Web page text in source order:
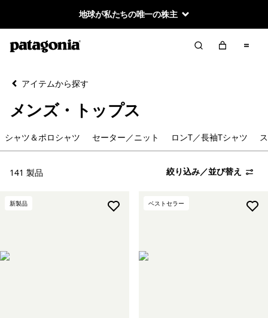
地球が私たちの唯一の株主
絞り込み／並び替え
絞り込み
カテゴリー
シャツ＆ポロシャツ
セーター／ニット
ロンT／長袖Tシャツ
スウェット＆フーディ
絞り込み
アイテムから探す
メンズ・トップス
シャツ＆ポロシャツ セーター／ニット ロンT／長袖Tシャツ
141 製品 絞り込み／並び替え
新製品 ベストセラー